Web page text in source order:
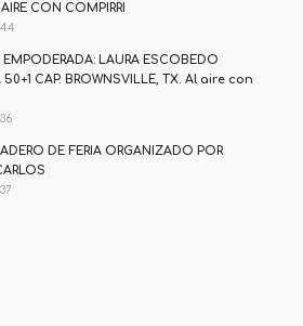
CON COMPIRRI
EMPODERADA: LAURA ESCOBEDO
CAP. BROWNSVILLE, TX. Al aire con
DE FERIA ORGANIZADO POR